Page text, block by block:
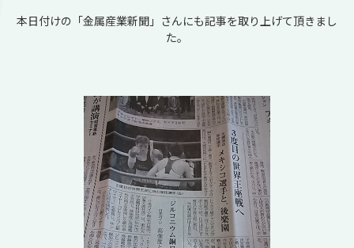
本日付けの「金属産業新聞」さんにも記事を取り上げて頂きまし
た。